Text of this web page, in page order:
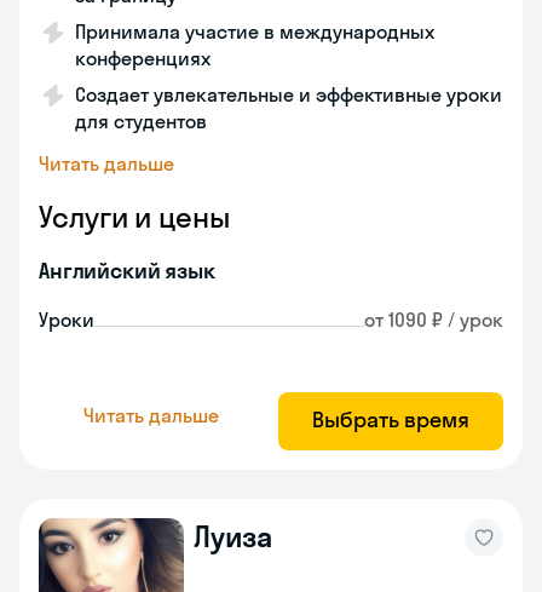
Принимала участие в международных
конференциях
Создает увлекательные и эффективные уроки
для студентов
Читать дальше
Услуги и цены
Английский язык
Уроки от 1090 ₽ / урок
Читать дальше Выбрать время
Луиза